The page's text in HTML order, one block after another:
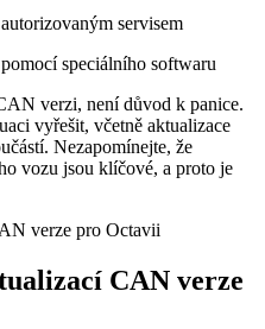
servisem
speciálního softwaru
verzi, není důvod k panice.
vyřešit, včetně aktualizace
Nezapomínejte, že
vozu jsou⁤ klíčové, a​ proto je
CAN verze